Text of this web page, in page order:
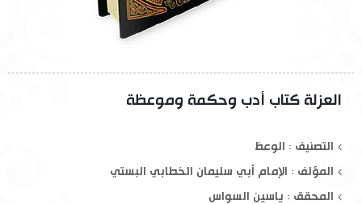
العزلة كتاب أدب وحكمة وموعظة
التصنيف : الوعظ
المؤلف : الإمام أبي سليمان الخطابي البستي
المحقق : ياسين السواس